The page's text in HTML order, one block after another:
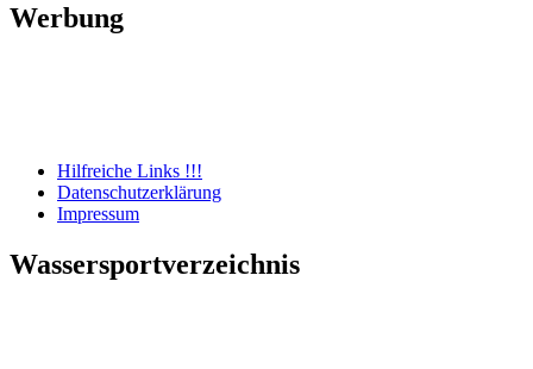
Werbung
Hilfreiche Links !!!
Datenschutzerklärung
Impressum
Wassersportverzeichnis